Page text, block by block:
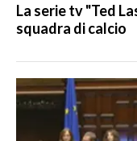
La serie tv "Ted
squadra di calcio